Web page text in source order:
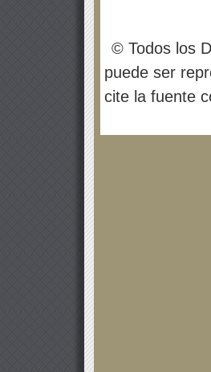
© Todos los
puede ser
cite la fuente